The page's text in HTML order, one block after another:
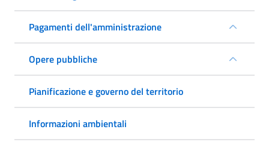
Pagamenti dell'amministrazione
Opere pubbliche
Pianificazione e governo del territorio
Informazioni ambientali